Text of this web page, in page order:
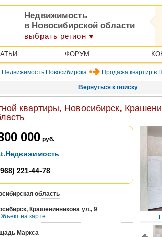
Недвижимость
в Новосибирской области
выбрать регион
ФОРУМ
Недвижимость Новосибирска Продажа квартир в
Вернуться к поиску
квартиры, Новосибирск,
000 руб.
221-44-78
область
Крашенинникова ул., 9
на карте
Маркса